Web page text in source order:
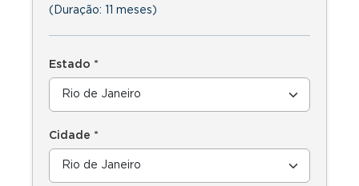
(Duração: 11 meses)
Estado *
Cidade *